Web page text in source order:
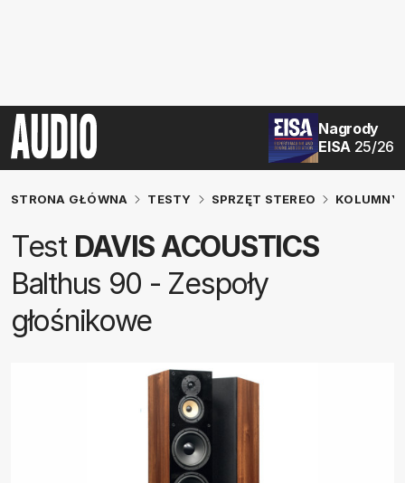
Nagrody
EISA 25/26
STRONA GŁÓWNA TESTY SPRZĘT STEREO KOLUMNY
Test DAVIS ACOUSTICS
Balthus 90 - Zespoły
głośnikowe